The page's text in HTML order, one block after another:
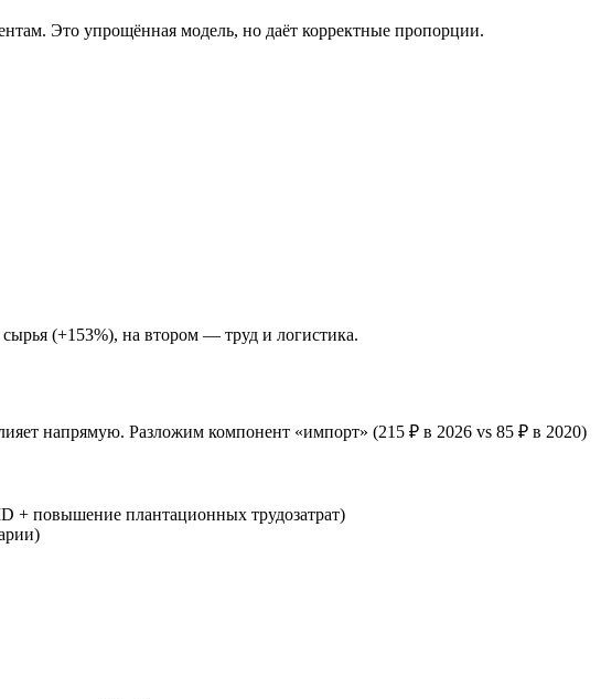
Это упрощённая модель, но даёт корректные пропорции.
(+153%), на втором — труд и логистика.
напрямую. Разложим компонент «импорт» (215 ₽ в 2026 vs 85 ₽ в 2020)
+ повышение плантационных трудозатрат)